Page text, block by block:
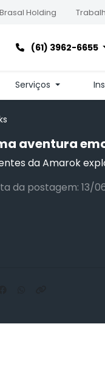
Holding
(61) 3962-6655
Serviços
aventura
da Amarok
da postagem: 13/